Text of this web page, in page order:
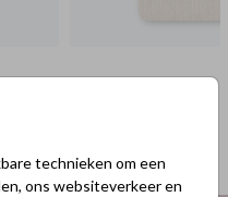
technieken om een
ons websiteverkeer en